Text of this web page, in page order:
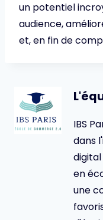
un potentiel
audience,
et, en fin de
IBS
dans
en
une